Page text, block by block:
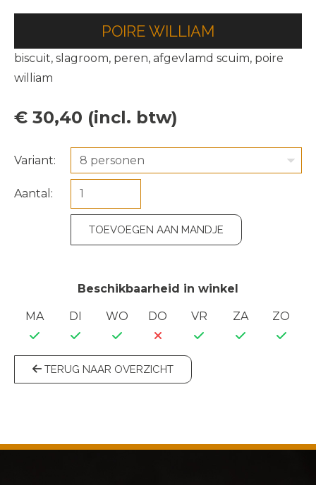
POIRE WILLIAM
biscuit, slagroom, peren, afgevlamd scuim, poire
william
€ 30,40 (incl. btw)
Variant: 8 personen
Aantal:
TOEVOEGEN AAN MANDJE
Beschikbaarheid in winkel
MA DI WO DO VR ZA ZO
TERUG NAAR OVERZICHT